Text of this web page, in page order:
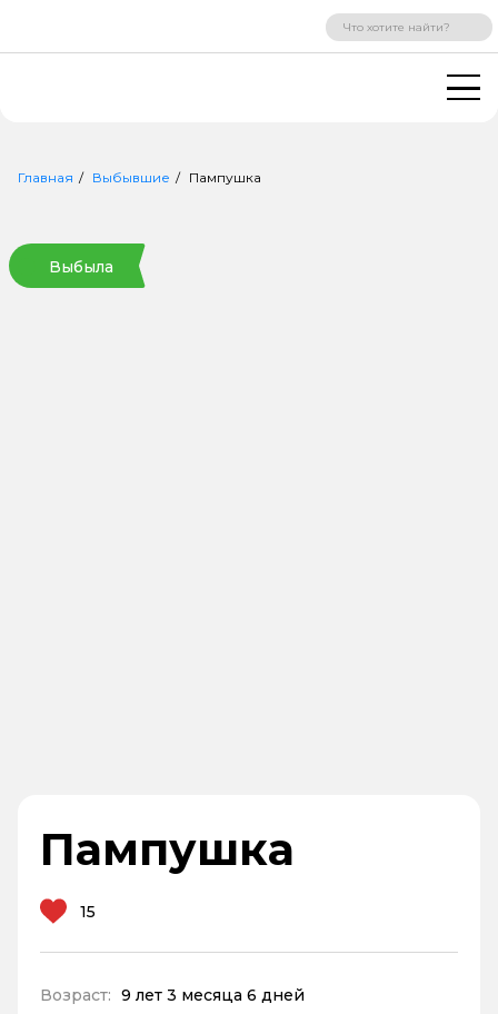
ВХОД РЕГИСТРАЦИЯ
Главная Выбывшие Пампушка
Выбыла
Пампушка
15
Возраст: 9 лет 3 месяца 6 дней